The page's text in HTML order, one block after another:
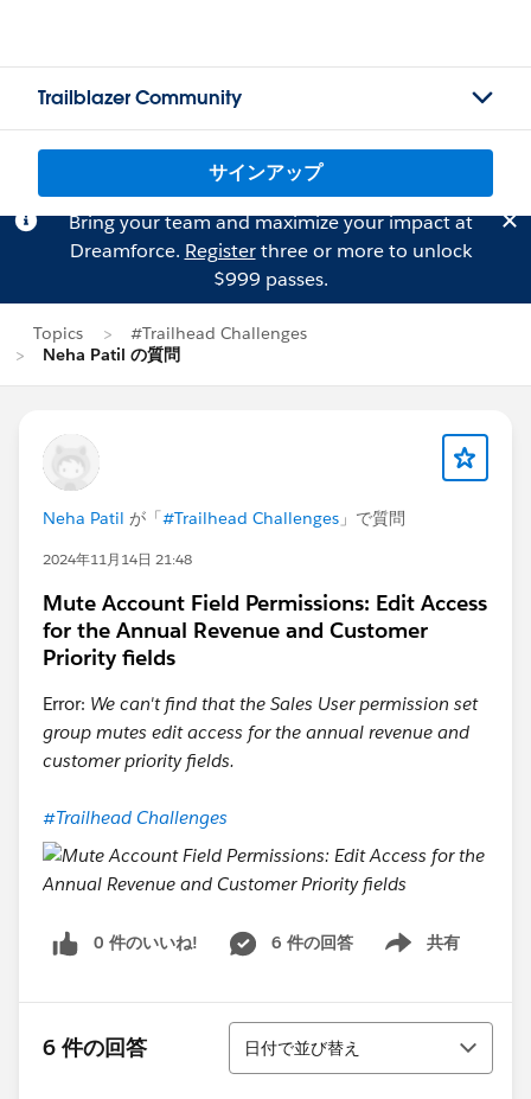
Trailblazer Community
サインアップ
Bring your team and maximize your impact at
Dreamforce. Registerthree or more to unlock
$999 passes.
Topics
#Trailhead Challenges
Neha Patil の質問
Neha Patil が「#Trailhead Challenges 」で質問
2024年11月14日 21:48
Mute Account Field Permissions: Edit Access
for the Annual Revenue and Customer
Priority fields
Error: We can't find that the Sales User permission set
group mutes edit access for the annual revenue and
customer priority fields.
#Trailhead Challenges
0 件のいいね! 6 件の回答 共有
Show menu
6 件の回答
並び替え
日付で並び替え